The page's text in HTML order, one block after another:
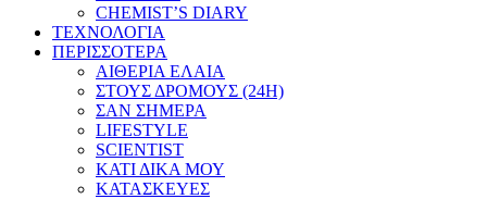
CHEMIST’S DIARY
ΤΕΧΝΟΛΟΓΙΑ
ΠΕΡΙΣΣΟΤΕΡΑ
ΑΙΘΕΡΙΑ ΕΛΑΙΑ
ΣΤΟΥΣ ΔΡΟΜΟΥΣ (24H)
ΣΑΝ ΣΗΜΕΡΑ
LIFESTYLE
SCIENTIST
ΚΑΤΙ ΔΙΚΑ ΜΟΥ
ΚΑΤΑΣΚΕΥΕΣ